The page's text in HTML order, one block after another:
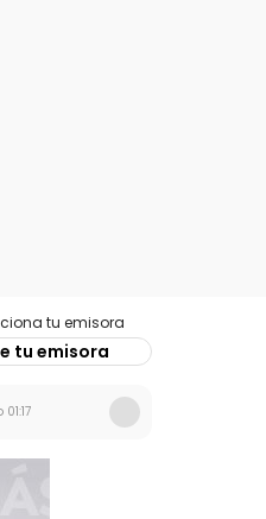
tu emisora
tu emisora
01:17